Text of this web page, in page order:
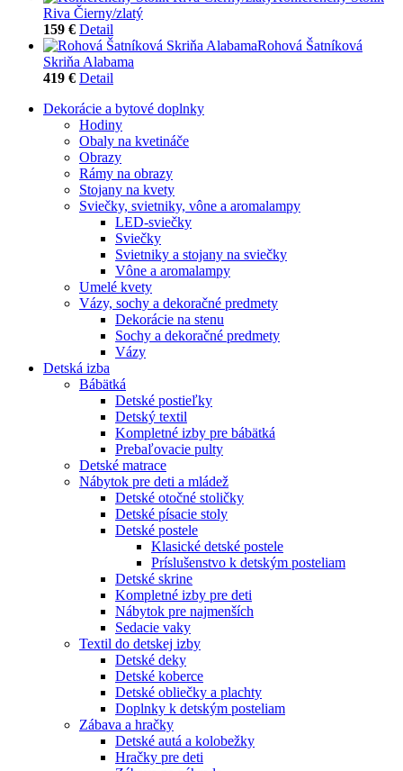
Riva Čierny/zlatý
159 € Detail
Rohová Šatníková
Skriňa Alabama
419 € Detail
Dekorácie a bytové doplnky
Hodiny
Obaly na kvetináče
Obrazy
Rámy na obrazy
Stojany na kvety
Sviečky, svietniky, vône a aromalampy
LED-sviečky
Sviečky
Svietniky a stojany na sviečky
Vône a aromalampy
Umelé kvety
Vázy, sochy a dekoračné predmety
Dekorácie na stenu
Sochy a dekoračné predmety
Vázy
Detská izba
Bábätká
Detské postieľky
Detský textil
Kompletné izby pre bábätká
Prebaľovacie pulty
Detské matrace
Nábytok pre deti a mládež
Detské otočné stoličky
Detské písacie stoly
Detské postele
Klasické detské postele
Príslušenstvo k detským posteliam
Detské skrine
Kompletné izby pre deti
Nábytok pre najmenších
Sedacie vaky
Textil do detskej izby
Detské deky
Detské koberce
Detské obliečky a plachty
Doplnky k detským posteliam
Zábava a hračky
Detské autá a kolobežky
Hračky pre deti